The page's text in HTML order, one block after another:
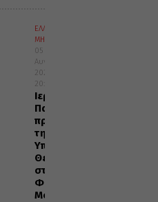
ΕΛΛΑΔΑ
ΜΗΤΡΟΠΟΛΕΙΣ
05
Αυγούστου
2026
20:29
Ιερά
Παράκληση
προς
την
Υπεραγία
Θεοτόκο
στα
Φαβριανά
Μονοφατσίου